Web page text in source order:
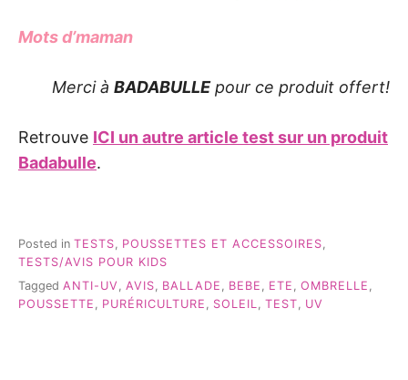
Mots d’maman
Merci à BADABULLEpour ce produit offert!
Retrouve ICI un autre article test sur un produit
Badabulle.
Posted in TESTS POUSSETTES ET ACCESSOIRES
TESTS/AVIS POUR KIDS
Tagged ANTI-UV , AVIS, BALLADE , BEBE , ETE , OMBRELLE ,
POUSSETTE , PURÉRICULTURE , SOLEIL, TEST, UV